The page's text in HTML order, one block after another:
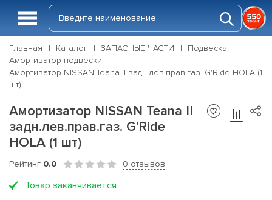
Главная Каталог ЗАПАСНЫЕ ЧАСТИ
Подвеска
Амортизатор подвески
Амортизатор NISSAN Teana II задн.лев.прав.газ. G'Ride HOLA (1
шт)
Амортизатор NISSAN Teana II
задн.лев.прав.газ. G'Ride
HOLA (1 шт)
Рейтинг 0.0 0 отзывов
Товар заканчивается